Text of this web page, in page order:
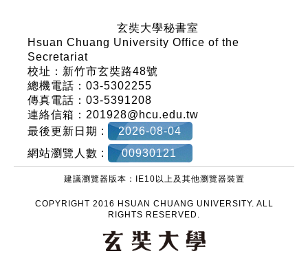
玄奘大學秘書室
Hsuan Chuang University Office of the
Secretariat
校址：新竹市玄奘路48號
總機電話：03-5302255
傳真電話：03-5391208
連絡信箱：201928@hcu.edu.tw
最後更新日期 :
2026-08-04
網站瀏覽人數 :
00930121
建議瀏覽器版本：IE10以上及其他瀏覽器裝置
COPYRIGHT 2016 HSUAN CHUANG UNIVERSITY. ALL
RIGHTS RESERVED.